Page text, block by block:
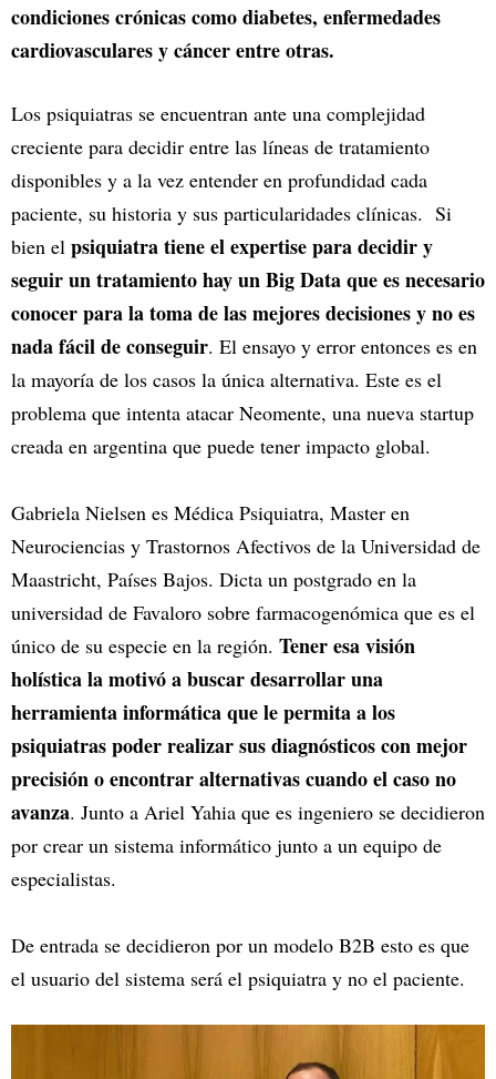
condiciones crónicas como diabetes, enfermedades
cardiovasculares y cáncer entre otras.
Los psiquiatras se encuentran ante una complejidad
creciente para decidir entre las líneas de tratamiento
disponibles y a la vez entender en profundidad cada
paciente, su historia y sus particularidades clínicas. Si
bien el psiquiatra tiene el expertise para decidir y
seguir un tratamiento hay un Big Data que es necesario
conocer para la toma de las mejores decisiones y no es
nada fácil de conseguir. El ensayo y error entonces es en
la mayoría de los casos la única alternativa. Este es el
problema que intenta atacar Neomente, una nueva startup
creada en argentina que puede tener impacto global.
Gabriela Nielsen es Médica Psiquiatra, Master en
Neurociencias y Trastornos Afectivos de la Universidad de
Maastricht, Países Bajos. Dicta un postgrado en la
universidad de Favaloro sobre farmacogenómica que es el
único de su especie en la región. Tener esa visión
holística la motivó a buscar desarrollar una
herramienta informática que le permita a los
psiquiatras poder realizar sus diagnósticos con mejor
precisión o encontrar alternativas cuando el caso no
avanza. Junto a Ariel Yahia que es ingeniero se decidieron
por crear un sistema informático junto a un equipo de
especialistas.
De entrada se decidieron por un modelo B2B esto es que
el usuario del sistema será el psiquiatra y no el paciente.